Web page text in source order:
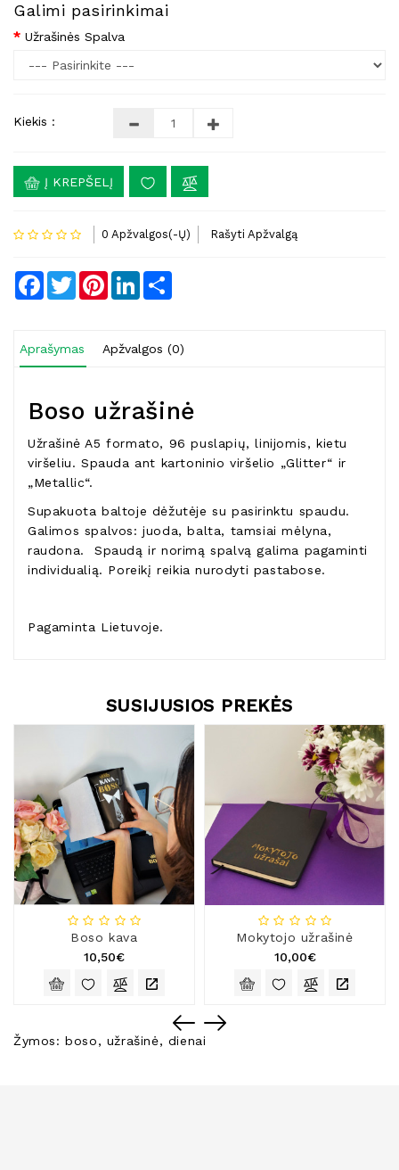
Galimi pasirinkimai
Užrašinės Spalva
Kiekis :
Į KREPŠELĮ
0 Apžvalgos(-Ų) Rašyti Apžvalgą
Facebook
TwitterPinterestLinkedIn
Aprašymas Apžvalgos (0)
Boso užrašinė
Užrašinė A5 formato, 96 puslapių, linijomis, kietu
viršeliu. Spauda ant kartoninio viršelio „Glitter“ ir
„Metallic“.
Supakuota baltoje dėžutėje su pasirinktu spaudu.
Galimos spalvos: juoda, balta, tamsiai mėlyna,
raudona. Spaudą ir norimą spalvą galima pagaminti
individualią. Poreikį reikia nurodyti pastabose.
Pagaminta Lietuvoje.
SUSIJUSIOS PREKĖS
Boso kava
10,50€
Mokytojo užrašinė
10,00€
Žymos:boso, užrašinė, dienai